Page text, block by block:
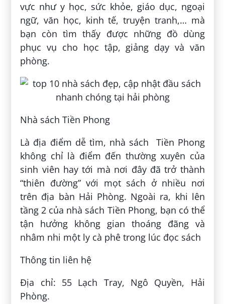
vực như y học, sức khỏe, giáo dục, ngoại
ngữ, văn học, kinh tế, truyện tranh,… mà
bạn còn tìm thấy được những đồ dùng
phục vụ cho học tập, giảng dạy và văn
phòng.
Nhà sách Tiền Phong
Là địa điểm dễ tìm, nhà sách Tiền Phong
không chỉ là điểm đến thường xuyên của
sinh viên hay tới mà nơi đây đã trở thành
“thiên đường” với mọt sách ở nhiều nơi
trên địa bàn Hải Phòng. Ngoài ra, khi lên
tầng 2 của nhà sách Tiền Phong, bạn có thể
tận hưởng không gian thoáng đãng và
nhâm nhi một ly cà phê trong lúc đọc sách
Thông tin liên hệ
Địa chỉ: 55 Lạch Tray, Ngô Quyền, Hải
Phòng.